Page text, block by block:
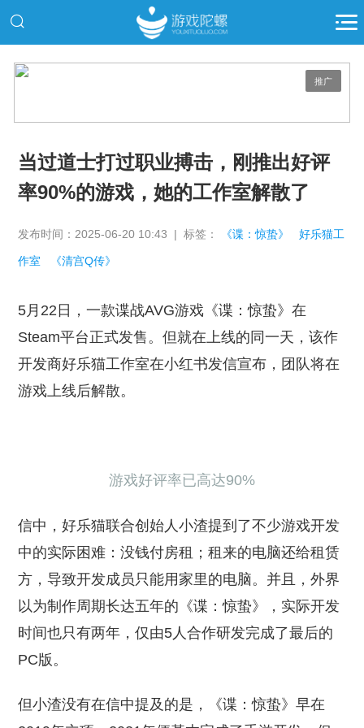
推广
当过道士打过职业搏击，刚推出好评
率90%的游戏，她的工作室解散了
发布时间：2025-06-20 10:43 | 标签： 《谍：惊蛰》 好乐猫工
作室 《清宫Q传》
5月22日，一款谍战AVG游戏《谍：惊蛰》在
Steam平台正式发售。但就在上线的同一天，该作
开发商好乐猫工作室在小红书发信宣布，团队将在
游戏上线后解散。
游戏好评率已高达90%
信中，好乐猫联合创始人小渣提到了不少游戏开发
中的实际困难：没钱付房租；租来的电脑还给租赁
方，导致开发成员只能用家里的电脑。并且，外界
以为制作周期长达五年的《谍：惊蛰》，实际开发
时间也只有两年，仅由5人合作研发完成了最后的
PC版。
但小渣没有在信中提及的是，《谍：惊蛰》早在